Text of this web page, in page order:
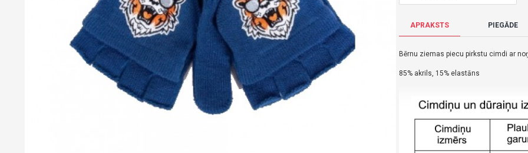
APRAKSTS PIEGĀDE
Bērnu ziemas piecu pirkstu cimdi ar
85% akrils, 15% elastāns